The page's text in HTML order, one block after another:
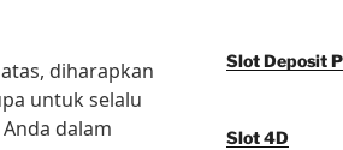
diharapkan
untuk selalu
dalam
Slot Deposit
Slot 4D